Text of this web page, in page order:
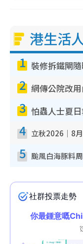
港生活
1
2
3
4
5